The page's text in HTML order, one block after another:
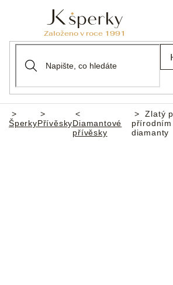
Domů
ŠperkyPřívěskyDiamantové
přívěsky
Zlatý
diamanty